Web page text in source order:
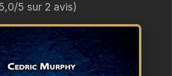
5 sur 2 avis)